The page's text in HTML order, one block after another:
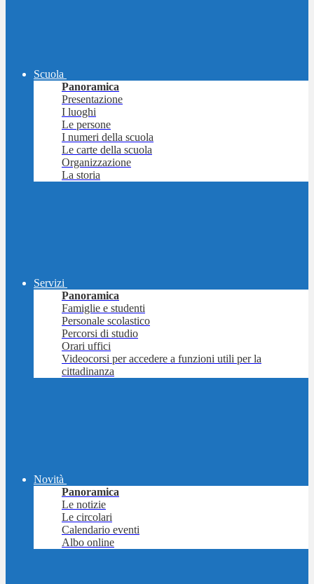
Scuola
Panoramica
Presentazione
I luoghi
Le persone
I numeri della scuola
Le carte della scuola
Organizzazione
La storia
Servizi
Panoramica
Famiglie e studenti
Personale scolastico
Percorsi di studio
Orari uffici
Videocorsi per accedere a funzioni utili per la
cittadinanza
Novità
Panoramica
Le notizie
Le circolari
Calendario eventi
Albo online